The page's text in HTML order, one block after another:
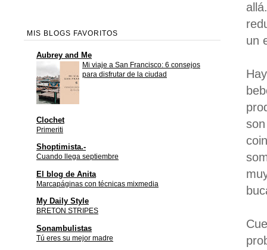
un
MIS BLOGS FAVORITOS
Aubrey and Me
Mi viaje a San Francisco: 6 consejos
para disfrutar de la ciudad
Clochet
Primeriti
Shoptimista.-
Cuando llega septiembre
El blog de Anita
Marcapáginas con técnicas mixmedia
My Daily Style
BRETON STRIPES
Sonambulistas
Tú eres su mejor madre